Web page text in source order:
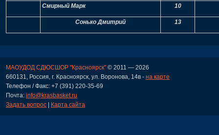
Смирный Марк 10
Сонько Дмитрий 13
МАОУДОД СДЮСШОР "Красноярск" © 2011 — 2026
660131, Россия, г. Красноярск, ул. Воронова, 14в - на карте
Телефон / Факс: +7 (391) 220-35-69
Почта: info@krasbasket.ru
Задать вопрос | Карта сайта